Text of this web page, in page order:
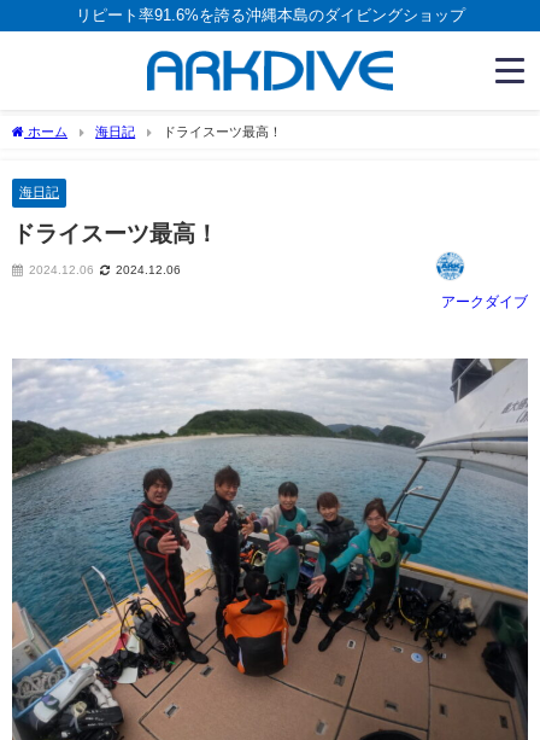
リピート率91.6%を誇る沖縄本島のダイビングショップ
ホーム 海日記 ドライスーツ最高！
海日記
ドライスーツ最高！
2024.12.06 2024.12.06
アークダイブ